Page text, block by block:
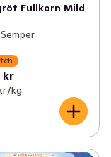
Fullkorn Mild
kr
/kg